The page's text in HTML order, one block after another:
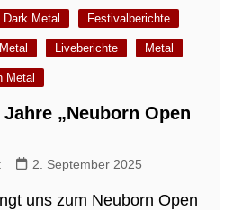
Dark Metal Festivalberichte
Liveberichte Metal
Metal
„Neuborn Open
2. September 2025
uns zum Neuborn Open